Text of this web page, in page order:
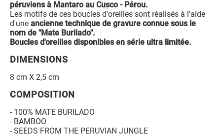
péruviens à Mantaro au Cusco - Pérou.
Les motifs de ces boucles d'oreilles sont réalisés à l'aide
d'uneancienne technique de gravure connue sous le
nom de "Mate Burilado".
Boucles d'oreilles disponibles en série ultra limitée.
DIMENSIONS
8 cm X 2,5 cm
COMPOSITION
- 100% MATE BURILADO
- BAMBOO
- SEEDS FROM THE PERUVIAN JUNGLE